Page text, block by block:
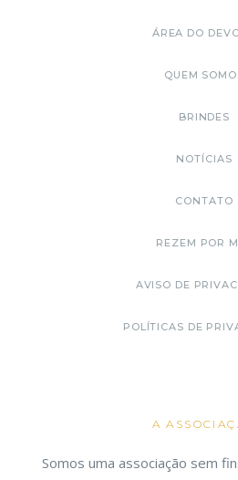
ÁREA DO
QUEM
BRINDES
NOTÍCIAS
CONTATO
REZEM POR
AVISO DE
POLÍTICAS DE
A
Somos uma associação sem